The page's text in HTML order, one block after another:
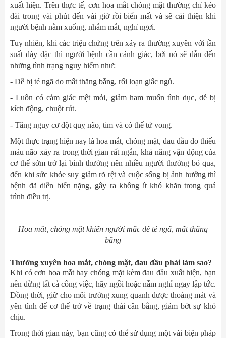
xuất hiện. Trên thực tế, cơn hoa mắt chóng mặt thường chỉ kéo
dài trong vài phút đến vài giờ rồi biến mất và sẽ cải thiện khi
người bệnh nằm xuống, nhắm mắt, nghỉ ngơi.
Tuy nhiên, khi các triệu chứng trên xảy ra thường xuyên với tần
suất dày đặc thì người bệnh cần cảnh giác, bởi nó sẽ dẫn đến
những tình trạng nguy hiểm như:
- Dễ bị té ngã do mất thăng bằng, rối loạn giấc ngủ.
- Luôn có cảm giác mệt mỏi, giảm ham muốn tình dục, dễ bị
kích động, chuột rút.
- Tăng nguy cơ đột quỵ não, tim và có thể tử vong.
Một thực trạng hiện nay là hoa mắt, chóng mặt, đau đầu do thiếu
máu não xảy ra trong thời gian rất ngắn, khả năng vận động của
cơ thể sớm trở lại bình thường nên nhiều người thường bỏ qua,
đến khi sức khỏe suy giảm rõ rệt và cuộc sống bị ảnh hưởng thì
bệnh đã diễn biến nặng, gây ra không ít khó khăn trong quá
trình điều trị.
Hoa mắt, chóng mặt khiến người mắc dễ té ngã, mất thăng
bằng
Thường xuyên hoa mắt, chóng mặt, đau đầu phải làm sao?
Khi có cơn hoa mắt hay chóng mặt kèm đau đầu xuất hiện, bạn
nên dừng tất cả công việc, hãy ngồi hoặc nằm nghỉ ngay lập tức.
Đồng thời, giữ cho môi trường xung quanh được thoáng mát và
yên tĩnh để cơ thể trở về trạng thái cân bằng, giảm bớt sự khó
chịu.
Trong thời gian này, bạn cũng có thể sử dụng một vài biện pháp